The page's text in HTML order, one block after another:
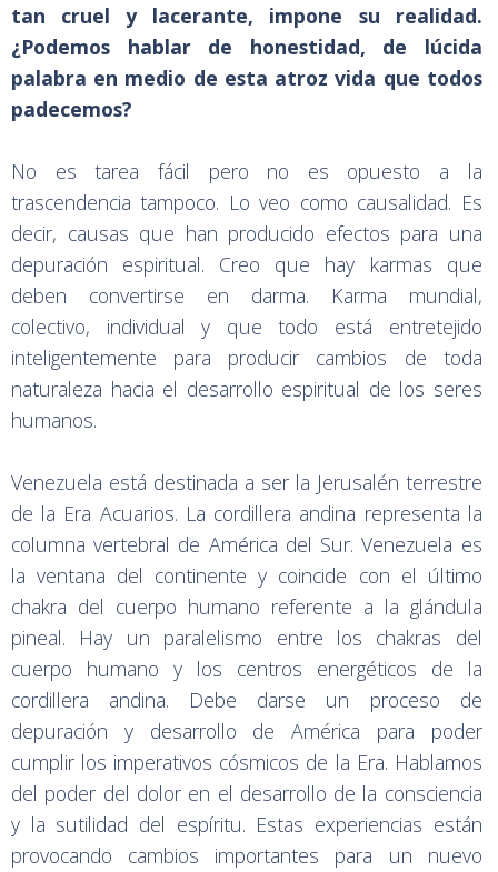
tan cruel y lacerante, impone su realidad.
¿Podemos hablar de honestidad, de lúcida
palabra en medio de esta atroz vida que todos
padecemos?
No es tarea fácil pero no es opuesto a la
trascendencia tampoco. Lo veo como causalidad. Es
decir, causas que han producido efectos para una
depuración espiritual. Creo que hay karmas que
deben convertirse en darma. Karma mundial,
colectivo, individual y que todo está entretejido
inteligentemente para producir cambios de toda
naturaleza hacia el desarrollo espiritual de los seres
humanos.
Venezuela está destinada a ser la Jerusalén terrestre
de la Era Acuarios. La cordillera andina representa la
columna vertebral de América del Sur. Venezuela es
la ventana del continente y coincide con el último
chakra del cuerpo humano referente a la glándula
pineal. Hay un paralelismo entre los chakras del
cuerpo humano y los centros energéticos de la
cordillera andina. Debe darse un proceso de
depuración y desarrollo de América para poder
cumplir los imperativos cósmicos de la Era. Hablamos
del poder del dolor en el desarrollo de la consciencia
y la sutilidad del espíritu. Estas experiencias están
provocando cambios importantes para un nuevo